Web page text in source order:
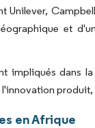
Unilever,
et
impliqués dans
en Afrique